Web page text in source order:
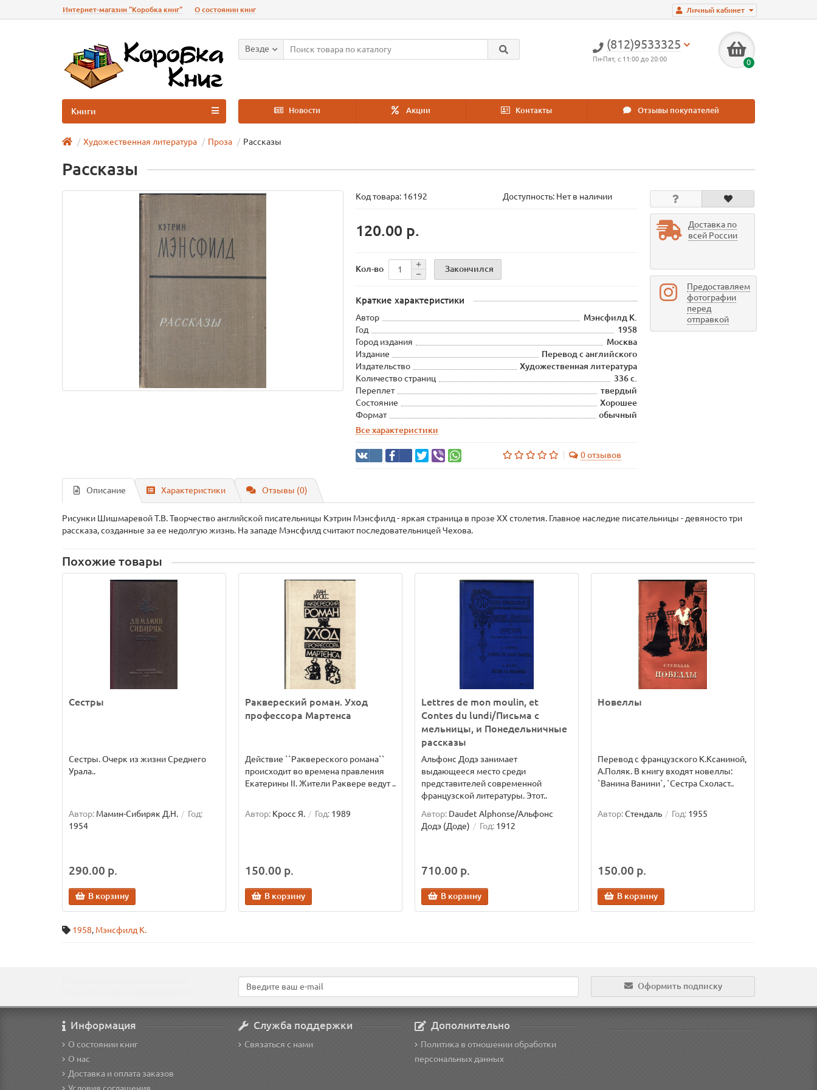
Личный кабинет
Интернет-магазин "Коробка книг" О состоянии книг
(812)9533325
Пн-Пят, с 11:00 до 20:00 0
Везде
Новости Акции Контакты Отзывы покупателей
Книги
Художественная литература Проза Рассказы
Рассказы
Код товара: 16192 Доступность: Нет в наличии
120.00 р.
Кол-во Закончился
Краткие характеристики
Автор
Мэнсфилд К.
Год
1958
Город издания
Москва
Издание
Перевод с английского
Издательство
Художественная литература
Количество страниц
336 с.
Переплет
твердый
Состояние
Хорошее
Формат
обычный
Все характеристики
0 отзывов
Доставка по
всей России
Предоставляем
фотографии
перед
отправкой
Описание Характеристики Отзывы (0)
Рисунки Шишмаревой Т.В. Творчество английской писательницы Кэтрин Мэнсфилд - яркая страница в прозе ХХ столетия. Главное наследие писательницы - девяносто три
рассказа, созданные за ее недолгую жизнь. На западе Мэнсфилд считают последовательницей Чехова.
Похожие товары
Сестры
Сестры. Очерк из жизни Среднего
Урала..
Автор: Мамин-Сибиряк Д.Н.
Год:
1954
290.00 р.
В корзину
Раквереский роман. Уход
профессора Мартенса
Действие ``Раквереского романа``
происходит во времена правления
Екатерины II. Жители Раквере ведут ..
Автор: Кросс Я. Год: 1989
150.00 р.
В корзину
Lettres de mon moulin, et
Contes du lundi/Письма с
мельницы, и Понедельничные
рассказы
Альфонс Додэ занимает
выдающееся место среди
представителей современной
французской литературы. Этот..
Автор: Daudet Alphonse/Альфонс
Додэ (Доде)
Год: 1912
710.00 р.
В корзину
Новеллы
Перевод с французского К.Ксаниной,
А.Поляк. В книгу входят новеллы:
`Ванина Ванини`, `Сестра Схоласт..
Автор:Стендаль Год: 1955
150.00 р.
В корзину
1958, Мэнсфилд К.
Оформить подписку
Информация
О состоянии книг
О нас
Доставка и оплата заказов
Служба поддержки
Связаться с нами
Дополнительно
Политика в отношении обработки
персональных данных